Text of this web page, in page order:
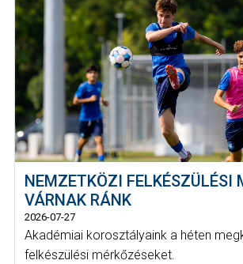
NEMZETKÖZI FELKÉSZÜLÉSI
VÁRNAK RÁNK
2026-07-27
Akadémiai korosztályaink a héten
felkészülési mérkőzéseket.